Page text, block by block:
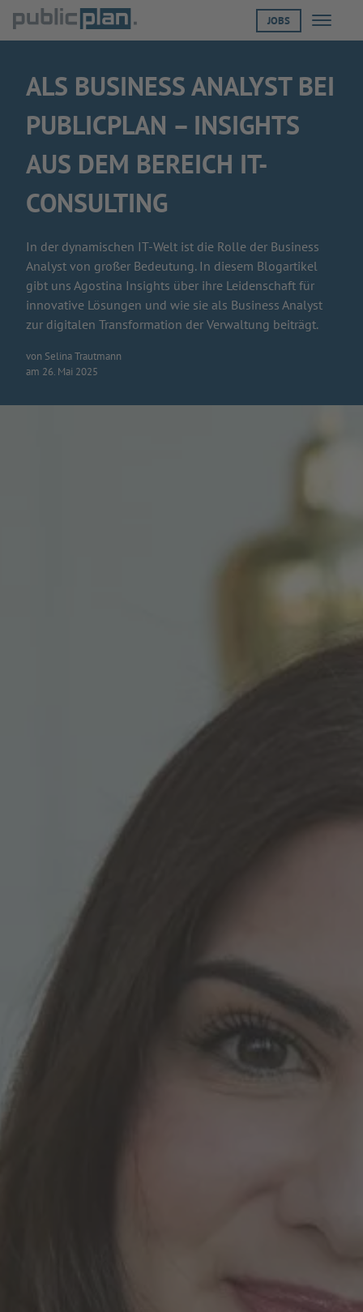
JOBS Menü
ALS BUSINESS ANALYST BEI
PUBLICPLAN – INSIGHTS
AUS DEM BEREICH IT-
CONSULTING
In der dynamischen IT-Welt ist die Rolle der Business
Analyst von großer Bedeutung. In diesem Blogartikel
gibt uns Agostina Insights über ihre Leidenschaft für
innovative Lösungen und wie sie als Business Analyst
zur digitalen Transformation der Verwaltung beiträgt.
von Selina Trautmann
am 26. Mai 2025